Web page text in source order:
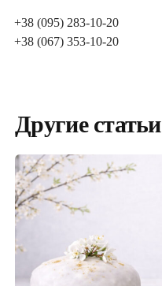
+38 (095) 283-10-20
+38 (067) 353-10-20
Другие статьи